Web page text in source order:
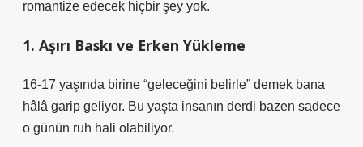
romantize edecek hiçbir şey yok.
1. Aşırı Baskı ve Erken Yükleme
16-17 yaşında birine “geleceğini belirle” demek bana
hâlâ garip geliyor. Bu yaşta insanın derdi bazen sadece
o günün ruh hali olabiliyor.